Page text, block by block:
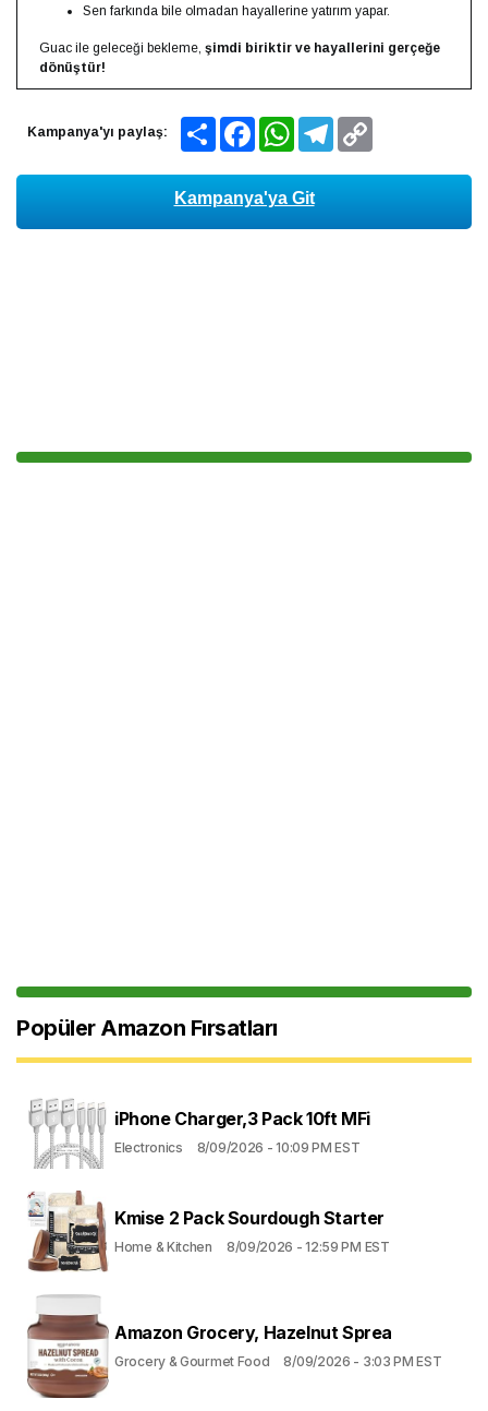
Sen farkında bile olmadan hayallerine yatırım yapar.
Guac ile geleceği bekleme, şimdi biriktir ve hayallerini gerçeğe
dönüştür!
Kampanya'yı paylaş: Share FacebookWhatsAppTelegram
Kampanya'ya Git
Popüler Amazon Fırsatları
iPhone Charger,3 Pack 10ft MFi
Electronics 8/09/2026 - 10:09 PM EST
Kmise 2 Pack Sourdough Starter
Home & Kitchen 8/09/2026 - 12:59 PM EST
Amazon Grocery, Hazelnut Sprea
Grocery & Gourmet Food 8/09/2026 - 3:03 PM EST